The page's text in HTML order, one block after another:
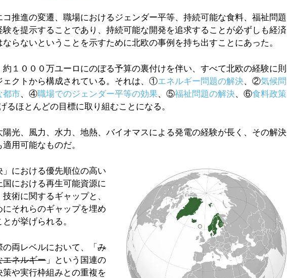
推進の変遷、職場におけるジェンダー平等、持続可能な食料、福祉問題
を提示することであり、持続可能な開発を追求することが必ずしも経済
らないということを示すために北欧の事例を持ち出すことにあった。
１０００万ユーロにのぼる予算の裏付けを伴い、すべて北欧の経験に則
ェクトから構成されている。それは、①エネルギー問題の解決、②気候問
都市、④職場でのジェンダー平等の効果、⑤福祉問題の解決、⑥食料政策
るほとんどの目標に取り組むことになる。
光、風力、水力、地熱、バイオマスによる発電の経験が長く、その解決
用可能なものだ。
」における優先順位の高い
における再生可能資源に
術に関するギャップと、
それらのギャップを埋め
が挙げられる。
両レベルにおいて、「み
エネルギー 」という国連の
や実行枠組みとの重複を